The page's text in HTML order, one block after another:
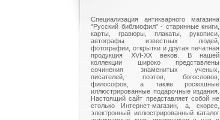
Специализация антикварного магазина
"Русский библиофил" - старинные книги,
карты, гравюры, плакаты, рукописи,
автографы известных людей,
фотографии, открытки и другая печатная
продукция XVI-XX веков. В нашей
коллекции широко представлены
сочинения знаменитых ученых,
писателей, поэтов, богословов,
философов, а также роскошные
иллюстрированные подарочные издания.
Настоящий сайт представляет собой не
столько Интернет-магазин, а, скорее,
электронный иллюстрированный каталог